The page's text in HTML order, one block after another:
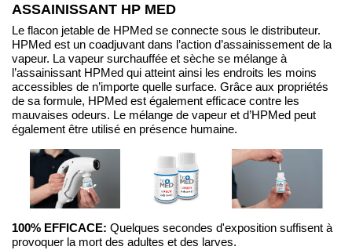
ASSAINISSANT HP MED
Le flacon jetable de HPMed se connecte sous le distributeur.
HPMed est un coadjuvant dans l’action d’assainissement de la
vapeur. La vapeur surchauffée et sèche se mélange à
l’assainissant HPMed qui atteint ainsi les endroits les moins
accessibles de n’importe quelle surface. Grâce aux propriétés
de sa formule, HPMed est également efficace contre les
mauvaises odeurs. Le mélange de vapeur et d’HPMed peut
également être utilisé en présence humaine.
100% EFFICACE: Quelques secondes d'exposition suffisent à
provoquer la mort des adultes et des larves.